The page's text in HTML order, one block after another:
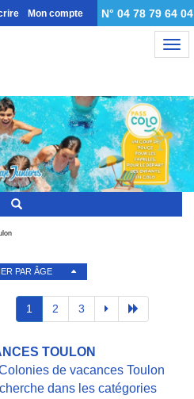
Mon compte N° 04 78 79 64 04
PAR ÂGE
1 2 3
TOULON
de vacances Toulon
dans les catégories